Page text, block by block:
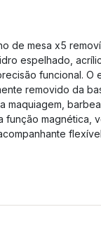
de mesa x5
espelhado,
funcional. O
removido da
maquiagem,
função magnética,